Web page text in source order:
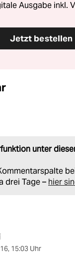
Ausgabe inkl.
Jetzt bestellen
unter
drei Tage – hier
, 15:03 Uhr